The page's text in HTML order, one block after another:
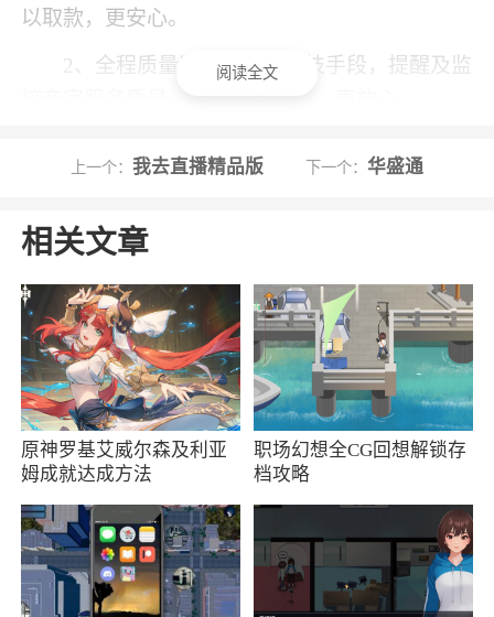
以取款，更安心。
2、全程质量监控，通过科技手段，提醒及监
更容易寻找合适的服务商，更贴心。
价格透明，优惠多多
2、多方比价，找到优惠方案
3、更多优惠好礼，尽在乐聚
软件特色
1、易于上手、玩法简单，聚会时能够快速开
始”是他们开发游戏的标准，他们相信玩法简单而
不失丰富内容的游戏才是符合聚会需求的娱乐活
动
阅读全文
上一个： 我去直播精品版 下一个： 华盛通
相关文章
原神罗基艾威尔森及利亚
姆成就达成方法
职场幻想全CG回想解锁存
档攻略